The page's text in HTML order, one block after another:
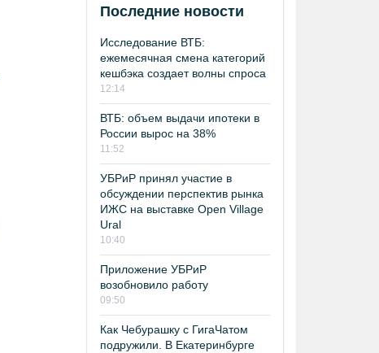
Последние новости
Исследование ВТБ:
ежемесячная смена категорий
кешбэка создает волны спроса
12:14
ВТБ: объем выдачи ипотеки в
России вырос на 38%
11:52
УБРиР принял участие в
обсуждении перспектив рынка
ИЖС на выставке Open Village
Ural
10:40
Приложение УБРиР
возобновило работу
09:50
Как Чебурашку с ГигаЧатом
подружили. В Екатеринбурге